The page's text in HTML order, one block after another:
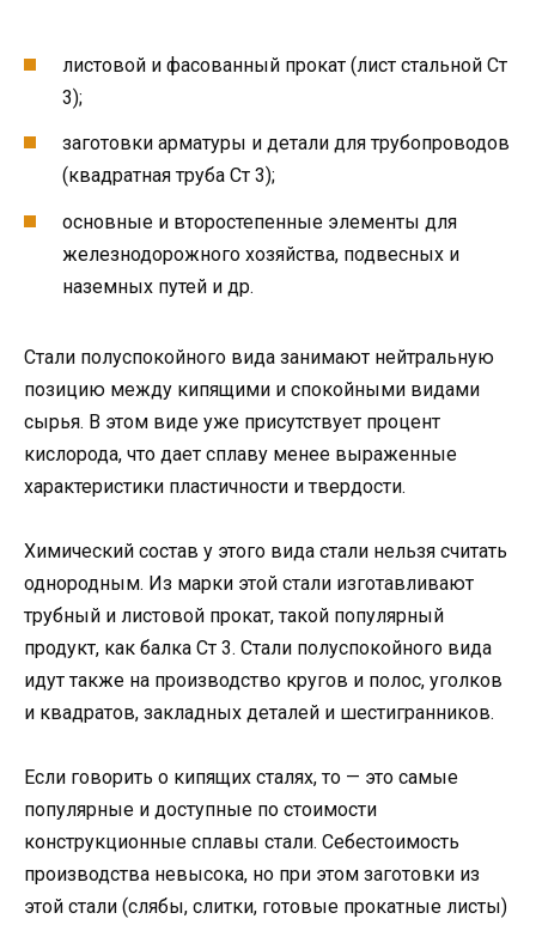
листовой и фасованный прокат (лист стальной Ст
3);
заготовки арматуры и детали для трубопроводов
(квадратная труба Ст 3);
основные и второстепенные элементы для
железнодорожного хозяйства, подвесных и
наземных путей и др.
Стали полуспокойного вида занимают нейтральную
позицию между кипящими и спокойными видами
сырья. В этом виде уже присутствует процент
кислорода, что дает сплаву менее выраженные
характеристики пластичности и твердости.
Химический состав у этого вида стали нельзя считать
однородным. Из марки этой стали изготавливают
трубный и листовой прокат, такой популярный
продукт, как балка Ст 3. Стали полуспокойного вида
идут также на производство кругов и полос, уголков
и квадратов, закладных деталей и шестигранников.
Если говорить о кипящих сталях, то — это самые
популярные и доступные по стоимости
конструкционные сплавы стали. Себестоимость
производства невысока, но при этом заготовки из
этой стали (слябы, слитки, готовые прокатные листы)